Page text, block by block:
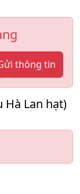
thông tin
Lan hạt)